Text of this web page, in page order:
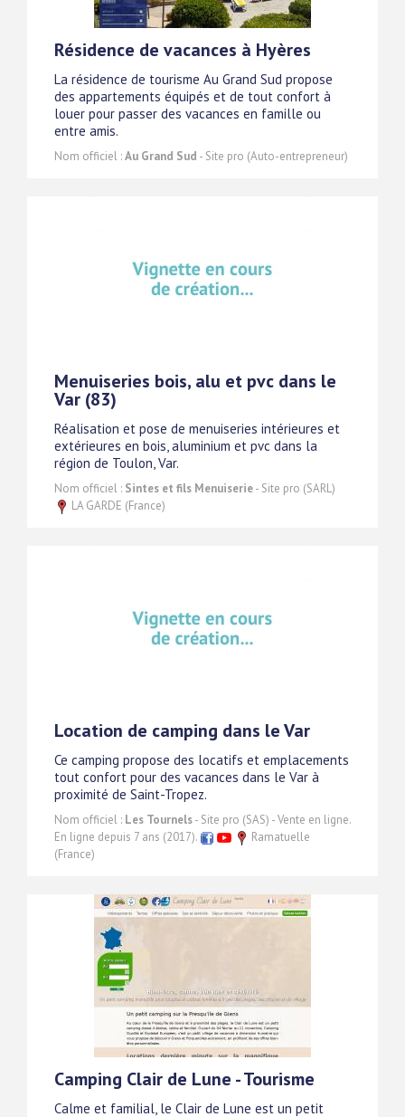
Résidence de vacances à Hyères
La résidence de tourisme Au Grand Sud propose
des appartements équipés et de tout confort à
louer pour passer des vacances en famille ou
entre amis.
Nom officiel :Au Grand Sud - Site pro (Auto-entrepreneur)
Menuiseries bois, alu et pvc dans le
Var (83)
Réalisation et pose de menuiseries intérieures et
extérieures en bois, aluminium et pvc dans la
région de Toulon, Var.
Nom officiel : Sintes et fils Menuiserie- Site pro (SARL)
LA GARDE (France)
Location de camping dans le Var
Ce camping propose des locatifs et emplacements
tout confort pour des vacances dans le Var à
proximité de Saint-Tropez.
Nom officiel : Les Tournels- Site pro (SAS) - Vente en ligne.
En ligne depuis 7 ans (2017).
Ramatuelle
(France)
Camping Clair de Lune - Tourisme
Calme et familial, le Clair de Lune est un petit